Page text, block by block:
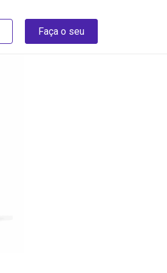
Faça o seu